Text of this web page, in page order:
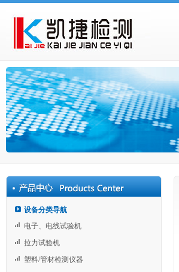
设备分类导航
电子、电线试验机
拉力试验机
塑料/管材检测仪器